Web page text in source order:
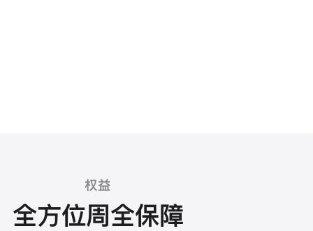
权益
全方位周全保障